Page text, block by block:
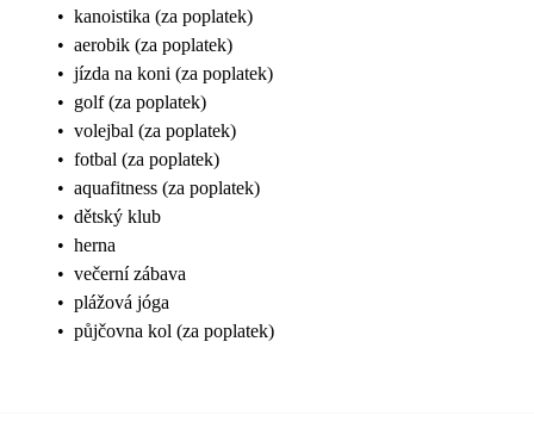
• kanoistika (za poplatek)
• aerobik (za poplatek)
• jízda na koni (za poplatek)
• golf (za poplatek)
• volejbal (za poplatek)
• fotbal (za poplatek)
• aquafitness (za poplatek)
• dětský klub
• herna
• večerní zábava
• plážová jóga
• půjčovna kol (za poplatek)